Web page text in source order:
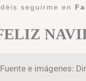
seguirme en
Fuente e imágenes: